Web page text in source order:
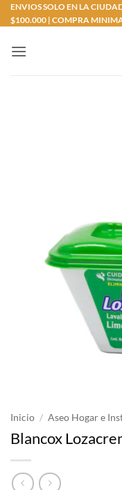
Saltar
al
ENVIOS SOLO EN LA
$100.000 | COMPRA
Inicio / Aseo Hogar e
Blancox